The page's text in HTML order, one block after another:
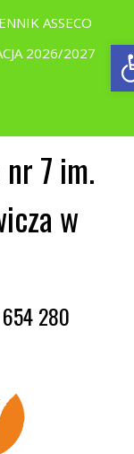
ASSECO
2026/2027
nr 7 im.
w
280